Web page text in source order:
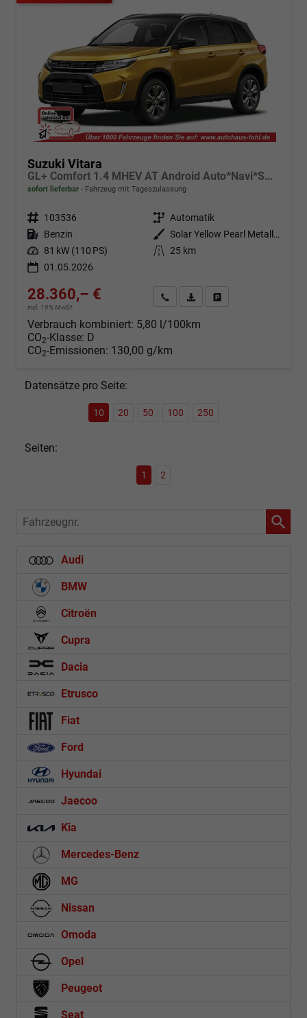
Suzuki Vitara
GL+ Comfort 1.4 MHEV AT Android Auto*Navi*SHZ*ACC*Kamera*Klimauto*LED*PrivacyGlas
sofort lieferbar Fahrzeug mit Tageszulassung
Fahrzeugnr. 103536 Getriebe Automatik
Kraftstoff Benzin Außenfarbe
Solar Yellow Pearl Metallic / Cosmic Black Pearl Metallic
Leistung 81 kW (110 PS) Kilometerstand 25 km
01.05.2026
28.360,– €
incl. 19% MwSt.
Angebot anfordern
Fahrzeugexpose (PDF)
Verbrauch kombiniert: 5,80 l/100km
CO2-Klasse: D
CO2-Emissionen: 130,00 g/km
Datensätze pro Seite:
10 20 50 100 250
Seiten:
1 2
Fahrzeugnr.
Audi
BMW
Citroën
Cupra
Dacia
Etrusco
Fiat
Ford
Hyundai
Jaecoo
Kia
Mercedes-Benz
MG
Nissan
Omoda
Opel
Peugeot
Seat